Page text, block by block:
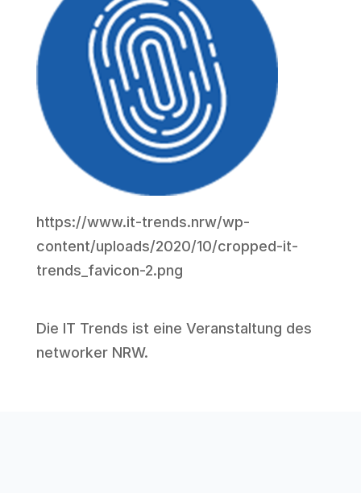
https://www.it-trends.nrw/wp-
content/uploads/2020/10/cropped-it-
trends_favicon-2.png
Die IT Trends ist eine Veranstaltung des
networker NRW.